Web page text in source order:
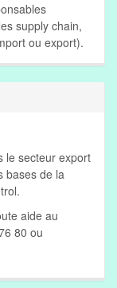
supply chain,
ou export).
le secteur export
bases de la
aide au
80 ou